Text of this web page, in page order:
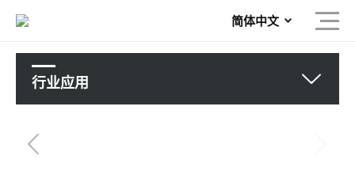
简体中文
行业应用